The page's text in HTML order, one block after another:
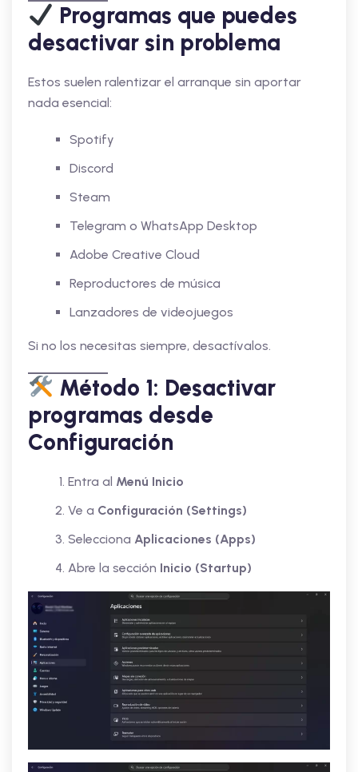
Programas que puedes
desactivar sin problema
Estos suelen ralentizar el arranque sin aportar
nada esencial:
Spotify
Discord
Steam
Telegram o WhatsApp Desktop
Adobe Creative Cloud
Reproductores de música
Lanzadores de videojuegos
Si no los necesitas siempre, desactívalos.
Método 1: Desactivar
programas desde
Configuración
Entra al Menú Inicio
Ve a Configuración (Settings)
Selecciona Aplicaciones (Apps)
Abre la sección Inicio (Startup)